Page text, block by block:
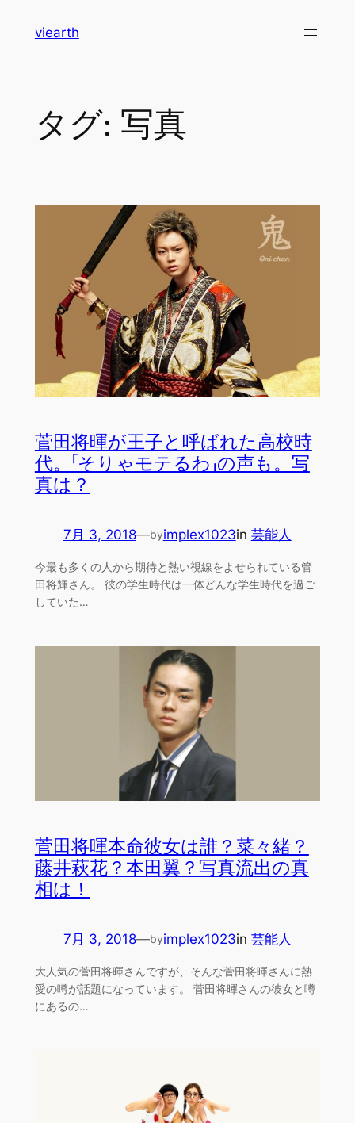
viearth
タグ: 写真
菅田将暉が王子と呼ばれた高校時
代。「そりゃモテるわ」の声も。写
真は？
7月 3, 2018—byimplex1023in 芸能人
今最も多くの人から期待と熱い視線をよせられている管
田将輝さん。 彼の学生時代は一体どんな学生時代を過ご
していた…
菅田将暉本命彼女は誰？菜々緒？
藤井萩花？本田翼？写真流出の真
相は！
7月 3, 2018—byimplex1023in 芸能人
大人気の菅田将暉さんですが、そんな菅田将暉さんに熱
愛の噂が話題になっています。 菅田将暉さんの彼女と噂
にあるの…